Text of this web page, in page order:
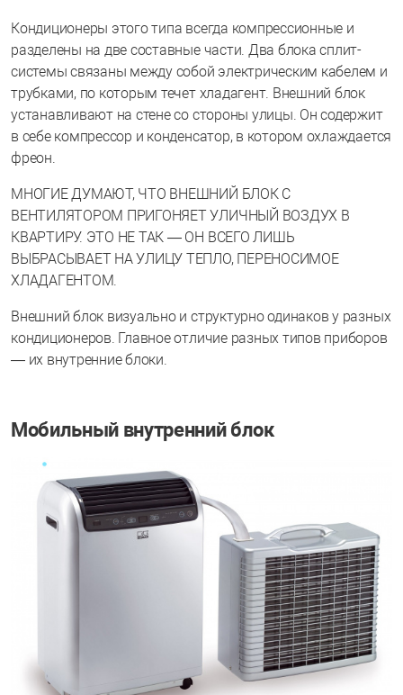
Кондиционеры этого типа всегда компрессионные и
разделены на две составные части. Два блока сплит-
системы связаны между собой электрическим кабелем и
трубками, по которым течет хладагент. Внешний блок
устанавливают на стене со стороны улицы. Он содержит
в себе компрессор и конденсатор, в котором охлаждается
фреон.
МНОГИЕ ДУМАЮТ, ЧТО ВНЕШНИЙ БЛОК С
ВЕНТИЛЯТОРОМ ПРИГОНЯЕТ УЛИЧНЫЙ ВОЗДУХ В
КВАРТИРУ. ЭТО НЕ ТАК — ОН ВСЕГО ЛИШЬ
ВЫБРАСЫВАЕТ НА УЛИЦУ ТЕПЛО, ПЕРЕНОСИМОЕ
ХЛАДАГЕНТОМ.
Внешний блок визуально и структурно одинаков у разных
кондиционеров. Главное отличие разных типов приборов
— их внутренние блоки.
Мобильный внутренний блок